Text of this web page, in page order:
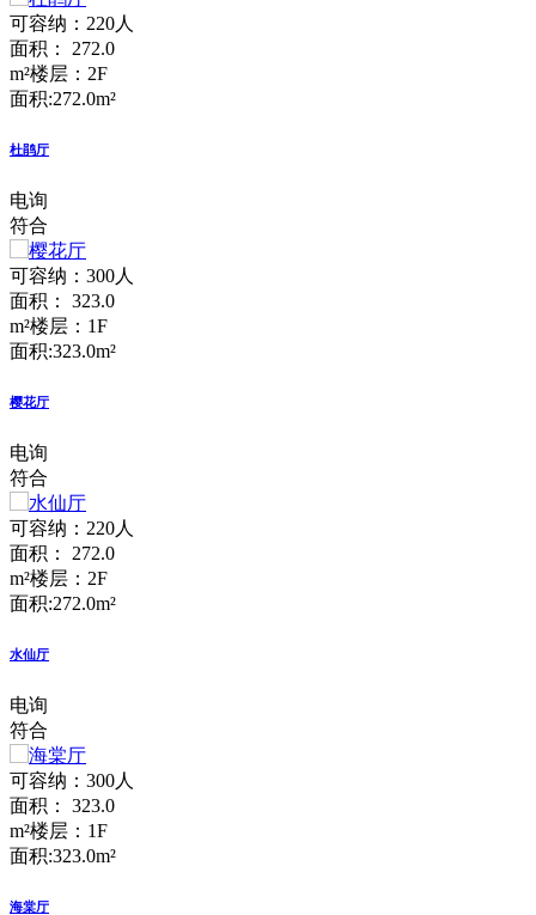
可容纳：220人
面积： 272.0
m²楼层：2F
面积:272.0m²
杜鹃厅
电询
符合
可容纳：300人
面积： 323.0
m²楼层：1F
面积:323.0m²
樱花厅
电询
符合
可容纳：220人
面积： 272.0
m²楼层：2F
面积:272.0m²
水仙厅
电询
符合
可容纳：300人
面积： 323.0
m²楼层：1F
面积:323.0m²
海棠厅